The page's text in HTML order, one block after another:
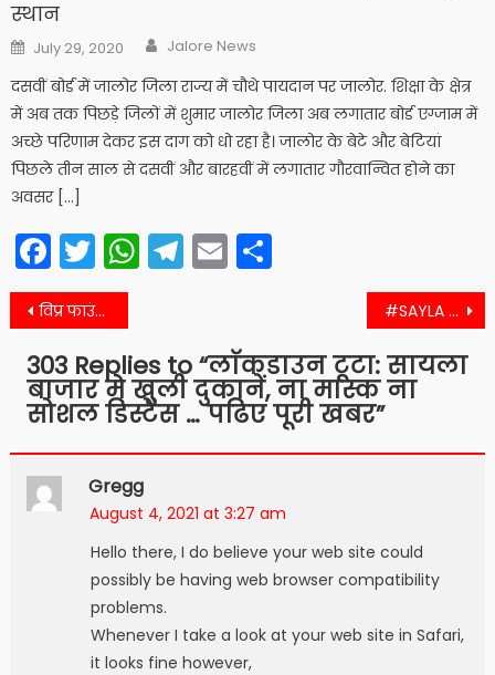
स्थान
Posted
on
July 29, 2020 Author
Jalore News
दसवीं बोर्ड में जालोर जिला राज्य में चौथे पायदान पर जालोर. शिक्षा के क्षेत्र
में अब तक पिछड़े जिलों में शुमार जालोर जिला अब लगातार बोर्ड एग्जाम में
अच्छे परिणाम देकर इस दाग को धो रहा है। जालोर के बेटे और बेटियां
पिछले तीन साल से दसवीं और बारहवीं में लगातार गौरवान्वित होने का
अवसर […]
Facebook
Twitter
WhatsApp
Telegram
Email
Post
navigation
विप्र फाउंडेशन ने पाली के कोट बालीयान मे ब्राह्मण परिवार पर हुए हमले के विरोध मे सौंपा ज्ञापन #SAYLA मे लॉकडाउन की अवहेलना: जन अनुशासन पखवाड़ा के लगातार तीसरे दिन उडी कोविड गाइडलाइन की धज्जियां
303 Replies to “लाॅकडाउन टूटा: सायला
बाजार मे खुली दुकानें, ना मास्क ना
सोशल डिस्टेंस … पढिए पूरी खबर”
Gregg
August 4, 2021 at 3:27 am
Hello there, I do believe your web site could
possibly be having web browser compatibility
problems.
Whenever I take a look at your web site in Safari,
it looks fine however,